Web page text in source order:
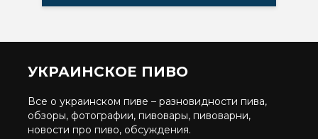
УКРАИНСКОЕ ПИВО
Все о украинском пиве – разновидности пива,
обзоры, фотографии, пивовары, пивоварни,
новости про пиво, обсуждения.